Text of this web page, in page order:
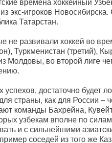
времена хоккейный
игроков Новосибирска.
Татарстан.
не развивали хоккей во
Туркменистан (третий),
Молдовы, во второй лиге
достаточно будет
страны, как для России
команды Бахрейна,
узбекам вполне по
и с сильнейшими
соседей из того же